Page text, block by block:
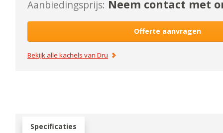
Aanbiedingsprijs: Neem contact met
Offerte aanvragen
Bekijk alle kachels vanDru
Specificaties